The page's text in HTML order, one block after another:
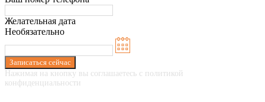
Желательная дата
Необязательно
Записаться сейчас
Нажимая на кнопку вы соглашаетесь с политикой
конфиденциальности